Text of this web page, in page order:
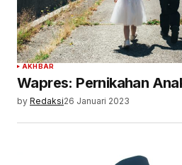
AKHBAR
Wapres: Pernikahan
by Redaksi26 Januari 2023